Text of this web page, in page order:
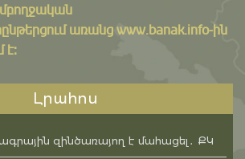
առանց www.banak.info-ին
է:
Լրահոս
զինծառայող է մահացել․ ՔԿ